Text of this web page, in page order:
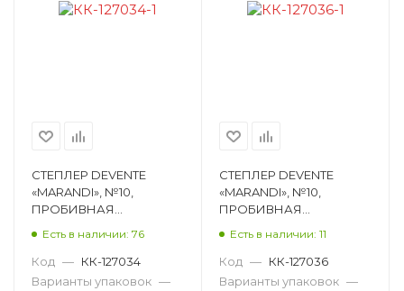
СТЕПЛЕР DEVENTE
«MARANDI», №10,
ПРОБИВНАЯ
ЛАВАНДОВЫЙ 4142205
Есть в наличии: 76
Код — КК-127034
Варианты упаковок —
СТЕПЛЕР DEVENTE
«MARANDI», №10,
ПРОБИВНАЯ
РОЗА 4142207
Есть в наличии: 11
Код — КК-127036
Варианты упаковок —